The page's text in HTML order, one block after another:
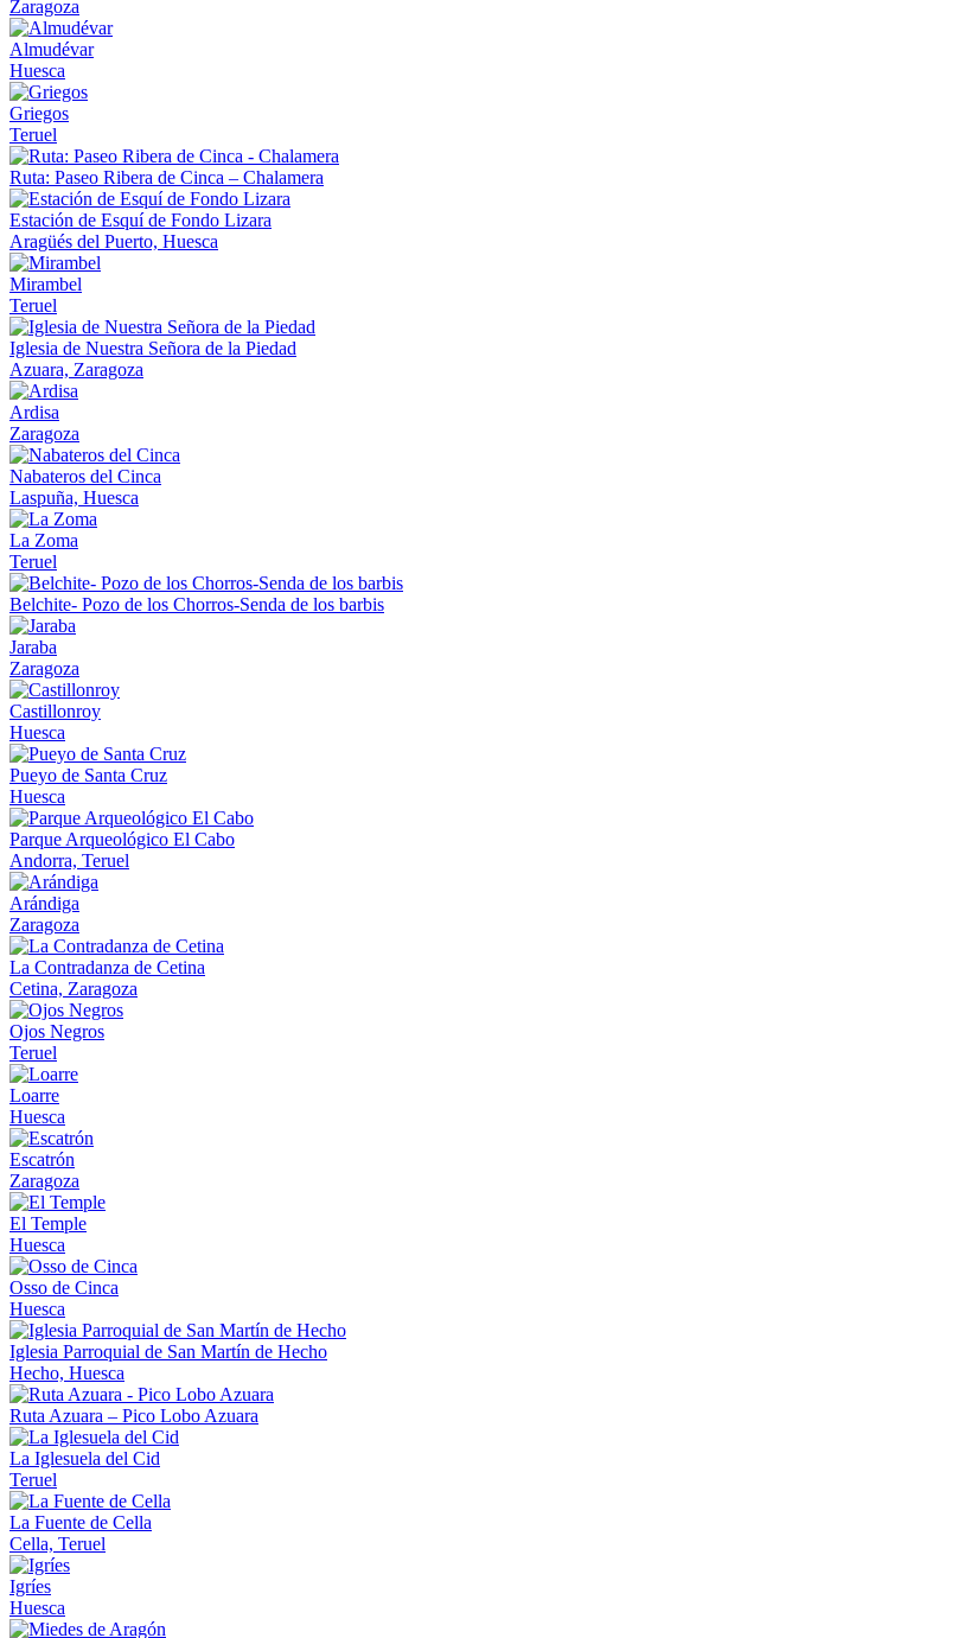
Zaragoza
Almudévar
Huesca
Griegos
Teruel
Ruta: Paseo Ribera de Cinca – Chalamera
Estación de Esquí de Fondo Lizara
Aragüés del Puerto, Huesca
Mirambel
Teruel
Iglesia de Nuestra Señora de la Piedad
Azuara, Zaragoza
Ardisa
Zaragoza
Nabateros del Cinca
Laspuña, Huesca
La Zoma
Teruel
Belchite- Pozo de los Chorros-Senda de los barbis
Jaraba
Zaragoza
Castillonroy
Huesca
Pueyo de Santa Cruz
Huesca
Parque Arqueológico El Cabo
Andorra, Teruel
Arándiga
Zaragoza
La Contradanza de Cetina
Cetina, Zaragoza
Ojos Negros
Teruel
Loarre
Huesca
Escatrón
Zaragoza
El Temple
Huesca
Osso de Cinca
Huesca
Iglesia Parroquial de San Martín de Hecho
Hecho, Huesca
Ruta Azuara – Pico Lobo Azuara
La Iglesuela del Cid
Teruel
La Fuente de Cella
Cella, Teruel
Igríes
Huesca